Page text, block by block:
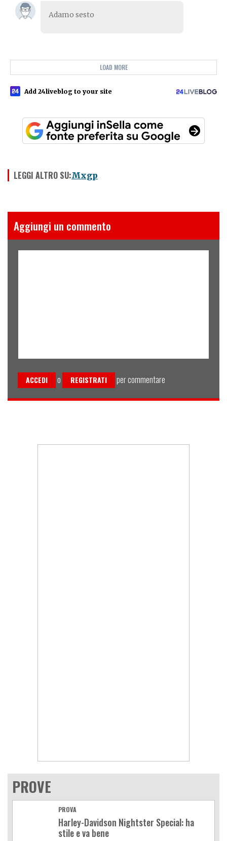
Adamo sesto
LOAD MORE
Add 24liveblog to your site
LEGGI ALTRO SU:Mxgp
Aggiungi un commento
ACCEDI o REGISTRATI per commentare
PROVE
PROVA
Harley-Davidson Nightster Special: ha
stile e va bene